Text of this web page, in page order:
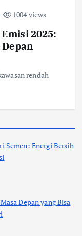
1004 views
2025:
rendah
Semen: Energi Bersih
Depan yang Bisa